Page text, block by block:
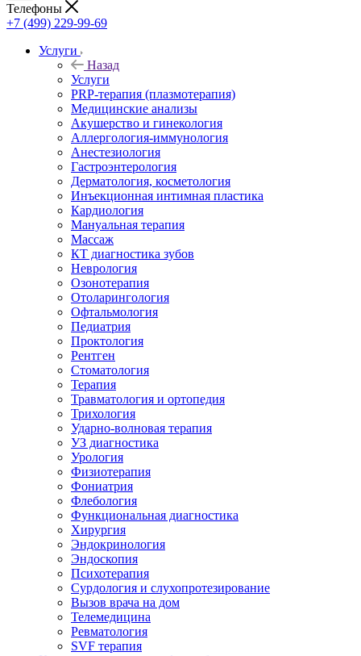
Телефоны
+7 (499) 229-99-69
Услуги
Назад
Услуги
PRP-терапия (плазмотерапия)
Медицинские анализы
Акушерство и гинекология
Аллергология-иммунология
Анестезиология
Гастроэнтерология
Дерматология, косметология
Инъекционная интимная пластика
Кардиология
Мануальная терапия
Массаж
КТ диагностика зубов
Неврология
Озонотерапия
Отоларингология
Офтальмология
Педиатрия
Проктология
Рентген
Стоматология
Терапия
Травматология и ортопедия
Трихология
Ударно-волновая терапия
УЗ диагностика
Урология
Физиотерапия
Фониатрия
Флебология
Функциональная диагностика
Хирургия
Эндокринология
Эндоскопия
Психотерапия
Сурдология и слухопротезирование
Вызов врача на дом
Телемедицина
Ревматология
SVF терапия